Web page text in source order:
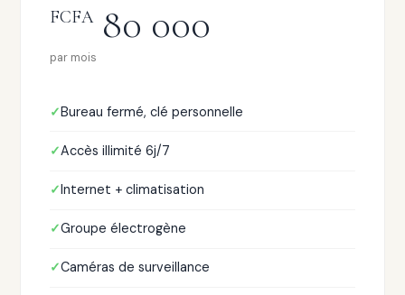
FCFA80 000
par mois
Bureau fermé, clé personnelle
Accès illimité 6j/7
Internet + climatisation
Groupe électrogène
Caméras de surveillance